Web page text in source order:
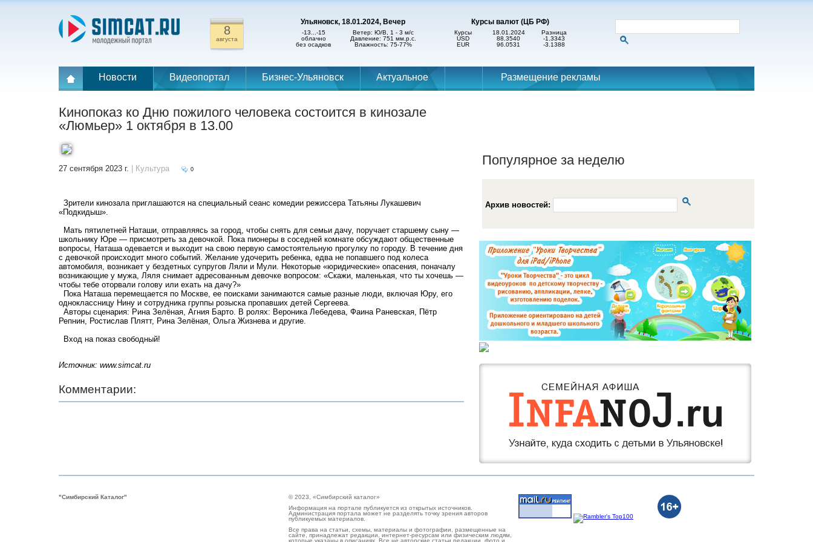
8
августа
Ульяновск, 18.01.2024, Вечер
-13...-15
облачно
без осадков
Ветер: Ю/В, 1 - 3 м/с
Давление: 751 мм.р.с.
Влажность: 75-77%
Курсы валют (ЦБ РФ)
Курсы
USD
EUR
18.01.2024
88.3540
96.0531
Разница
-1.3343
-3.1388
Новости Видеопортал Бизнес-Ульяновск Актуальное Размещение рекламы
Кинопоказ ко Дню пожилого человека состоится в кинозале
«Люмьер» 1 октября в 13.00
27 сентября 2023 г. | Культура 0
Зрители кинозала приглашаются на специальный сеанс комедии режиссера Татьяны Лукашевич
«Подкидыш».
Мать пятилетней Наташи, отправляясь за город, чтобы снять для семьи дачу, поручает старшему сыну —
школьнику Юре — присмотреть за девочкой. Пока пионеры в соседней комнате обсуждают общественные
вопросы, Наташа одевается и выходит на свою первую самостоятельную прогулку по городу. В течение дня
с девочкой происходит много событий. Желание удочерить ребенка, едва не попавшего под колеса
автомобиля, возникает у бездетных супругов Ляли и Мули. Некоторые «юридические» опасения, поначалу
возникающие у мужа, Ляля снимает адресованным девочке вопросом: «Скажи, маленькая, что ты хочешь —
чтобы тебе оторвали голову или ехать на дачу?»
Пока Наташа перемещается по Москве, ее поисками занимаются самые разные люди, включая Юру, его
одноклассницу Нину и сотрудника группы розыска пропавших детей Сергеева.
Авторы сценария: Рина Зелёная, Агния Барто. В ролях: Вероника Лебедева, Фаина Раневская, Пётр
Репнин, Ростислав Плятт, Рина Зелёная, Ольга Жизнева и другие.
Вход на показ свободный!
Источник: www.simcat.ru
Комментарии:
Популярное за неделю
Архив новостей:
"Симбирский Каталог"
© 2023, «Симбирский каталог»
Информация на портале публикуется из открытых источников.
Администрация портала может не разделять точку зрения авторов
публикуемых материалов.
Все права на статьи, схемы, материалы и фотографии, размещенные на
сайте, принадлежат редакции, интернет-ресурсам или физическим людям,